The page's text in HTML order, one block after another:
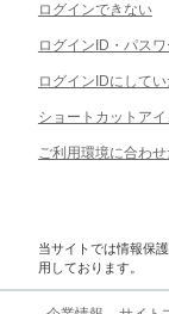
ログインできない
ログインID・パス
ログインIDにして
ショートカットア
ご利用環境に合わ
当サイトでは情報保
用しております。